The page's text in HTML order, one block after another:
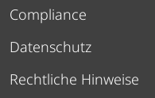
Compliance
Datenschutz
Rechtliche Hinweise